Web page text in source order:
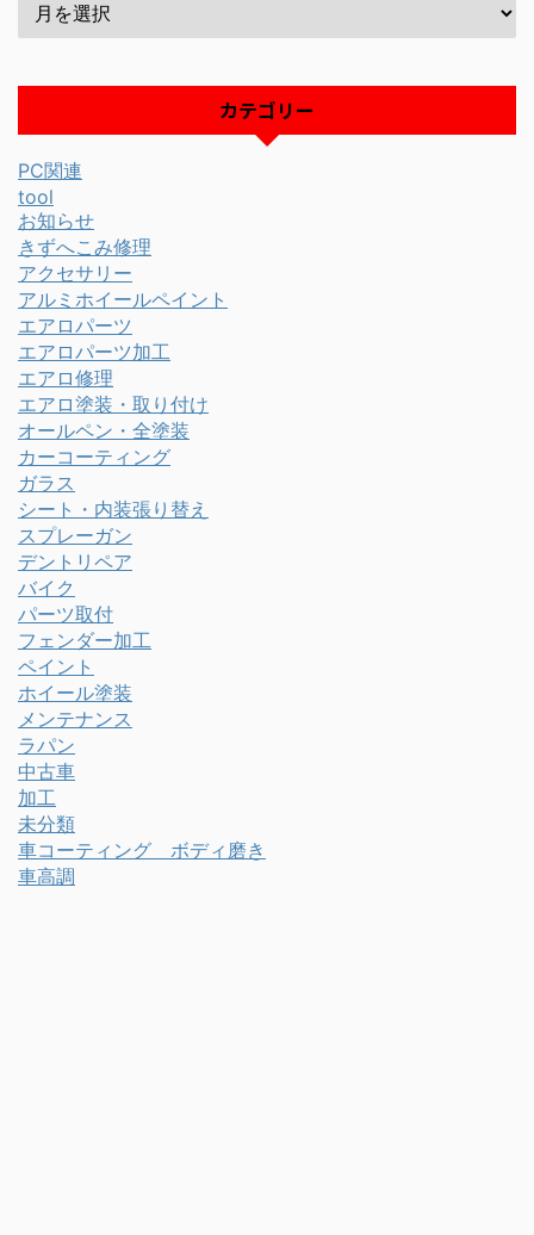
カテゴリー
PC関連
tool
お知らせ
きずへこみ修理
アクセサリー
アルミホイールペイント
エアロパーツ
エアロパーツ加工
エアロ修理
エアロ塗装・取り付け
オールペン・全塗装
カーコーティング
ガラス
シート・内装張り替え
スプレーガン
デントリペア
バイク
パーツ取付
フェンダー加工
ペイント
ホイール塗装
メンテナンス
ラパン
中古車
加工
未分類
車コーティング ボディ磨き
車高調